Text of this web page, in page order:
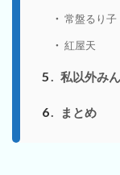
常盤るり子
紅屋天
5 私以外み
6 まとめ